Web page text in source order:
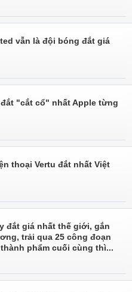
vẫn là đội bóng đắt giá
"cắt cổ" nhất Apple từng
thoại Vertu đắt nhất Việt
đắt giá nhất thế giới, gắn
trải qua 25 công đoạn
phẩm cuối cùng thì...